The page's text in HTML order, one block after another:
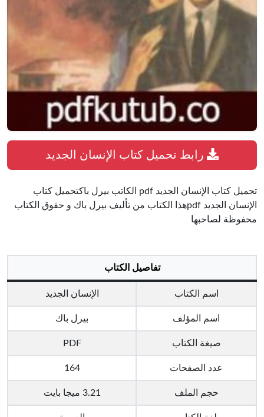
تحميل كتاب الإنسان الجديد pdf الكاتب بيرل باكتحميل كتاب
الإنسان الجديد pdfهذا الكتاب من تأليف بيرل باك و حقوق الكتاب
محفوظة لصاحبها
تفاصيل الكتاب
اسم الكتاب الإنسان الجديد
اسم المؤلف بيرل باك
صيغة الكتاب PDF
عدد الصفحات 164
حجم الملف 3.21 ميجا بايت